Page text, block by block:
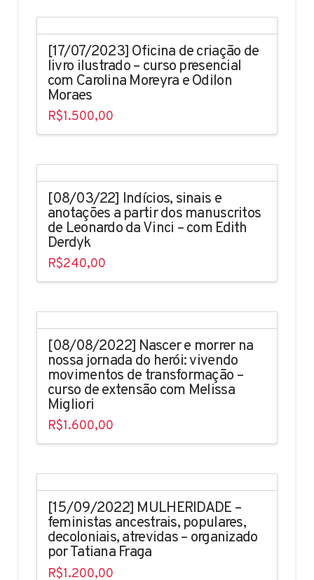
[17/07/2023] Oficina de criação de
livro ilustrado – curso presencial
com Carolina Moreyra e Odilon
Moraes
R$1.500,00
[08/03/22] Indícios, sinais e
anotações a partir dos manuscritos
de Leonardo da Vinci – com Edith
Derdyk
R$240,00
[08/08/2022] Nascer e morrer na
nossa jornada do herói: vivendo
movimentos de transformação –
curso de extensão com Melissa
Migliori
R$1.600,00
[15/09/2022] MULHERIDADE –
feministas ancestrais, populares,
decoloniais, atrevidas – organizado
por Tatiana Fraga
R$1.200,00